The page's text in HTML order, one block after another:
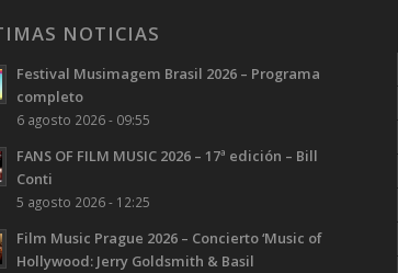
NOTICIAS
Festival Musimagem Brasil 2026 – Programa
completo
6 agosto 2026 - 09:55
FANS OF FILM MUSIC 2026 – 17ª edición – Bill
Conti
5 agosto 2026 - 12:25
Film Music Prague 2026 – Concierto ‘Music of
Hollywood: Jerry Goldsmith & Basil